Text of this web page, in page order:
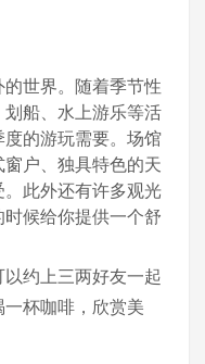
世界。随着季节性
船、水上游乐等活
的游玩需要。场馆
户、独具特色的天
此外还有许多观光
候给你提供一个舒
约上三两好友一起
杯咖啡，欣赏美